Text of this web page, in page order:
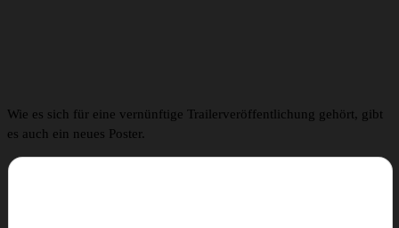
Wie es sich für eine vernünftige Trailerveröffentlichung gehört, gibt
es auch ein neues Poster.